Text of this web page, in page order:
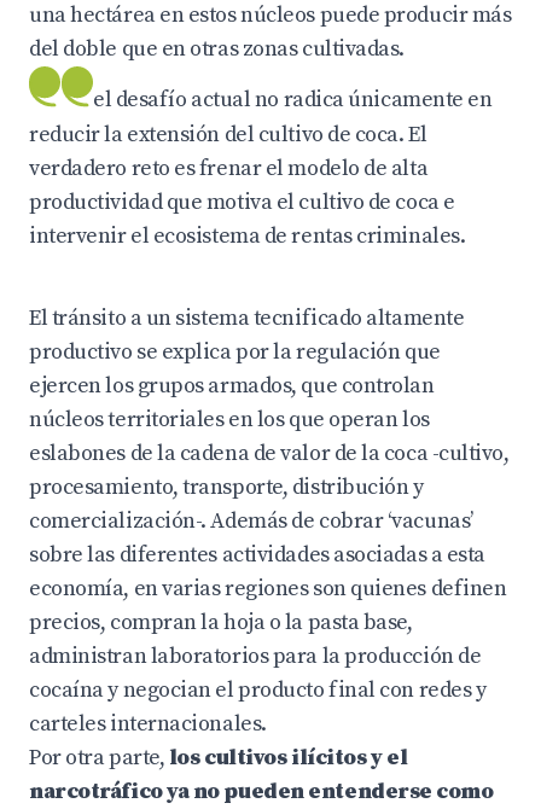
una hectárea en estos núcleos puede producir más
del doble que en otras zonas cultivadas.
el desafío actual no radica únicamente en
reducir la extensión del cultivo de coca. El
verdadero reto es frenar el modelo de alta
productividad que motiva el cultivo de coca e
intervenir el ecosistema de rentas criminales.
El tránsito a un sistema tecnificado altamente
productivo se explica por la regulación que
ejercen los grupos armados, que controlan
núcleos territoriales en los que operan los
eslabones de la cadena de valor de la coca -cultivo,
procesamiento, transporte, distribución y
comercialización-. Además de cobrar ‘vacunas’
sobre las diferentes actividades asociadas a esta
economía, en varias regiones son quienes definen
precios, compran la hoja o la pasta base,
administran laboratorios para la producción de
cocaína y negocian el producto final con redes y
carteles internacionales.
Por otra parte, los cultivos ilícitos y el
narcotráfico ya no pueden entenderse como